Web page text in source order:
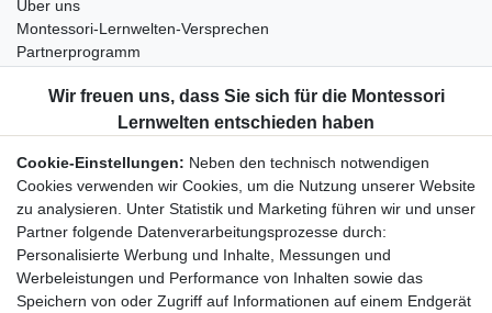
Über uns
Montessori-Lernwelten-Versprechen
Partnerprogramm
Bestellung widerrufen
Datenschutzerklärung
AGB
Impressum
Aktuelles rund um Montessori-Materialien und
Montessori-Pädagogik.
Kostenfreie wöchentliche Infos
Cookie-Einstellungen: Neben den technisch notwendigen
Cookies verwenden wir Cookies, um die Nutzung unserer Website
zu analysieren. Unter Statistik und Marketing führen wir und unser
Partner folgende Datenverarbeitungsprozesse durch:
Personalisierte Werbung und Inhalte, Messungen und
Werbeleistungen und Performance von Inhalten sowie das
Speichern von oder Zugriff auf Informationen auf einem Endgerät